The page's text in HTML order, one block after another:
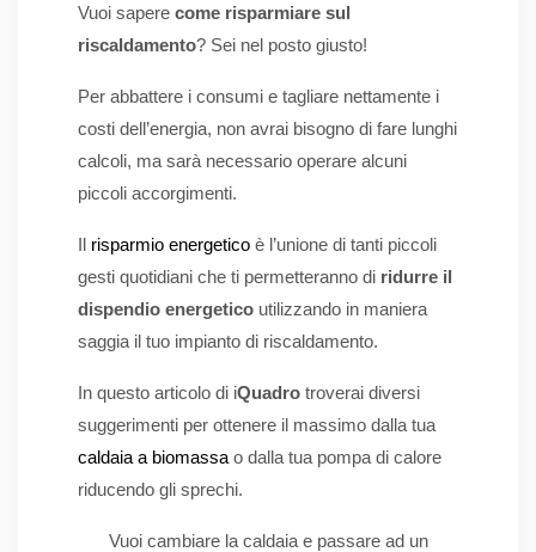
Vuoi sapere come risparmiare sul
riscaldamento? Sei nel posto giusto!
Per abbattere i consumi e tagliare nettamente i
costi dell’energia, non avrai bisogno di fare lunghi
calcoli, ma sarà necessario operare alcuni
piccoli accorgimenti.
Il risparmio energetico è l’unione di tanti piccoli
gesti quotidiani che ti permetteranno di ridurre il
dispendio energetico utilizzando in maniera
saggia il tuo impianto di riscaldamento.
In questo articolo di iQuadro troverai diversi
suggerimenti per ottenere il massimo dalla tua
caldaia a biomassa o dalla tua pompa di calore
riducendo gli sprechi.
Vuoi cambiare la caldaia e passare ad un